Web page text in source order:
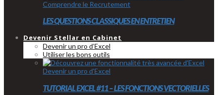
Comprendre le Recrutement
LES QUESTIONS CLASSIQUES EN ENTRETIEN
Devenir Stellar en Cabinet
Devenir un pro d’Excel
Utiliser les bons outils
Devenir un pro d'Excel
TUTORIAL EXCEL #11 – LES FONCTIONS VECTORIELLES